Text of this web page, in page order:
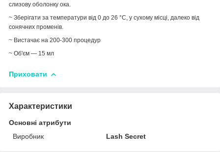
слизову оболонку ока.
~ Зберігати за температури від 0 до 26 °C, у сухому місці, далеко від
сонячних променів.
~ Вистачає на 200-300 процедур
~ Об'єм — 15 мл
Приховати
Характеристики
Основні атрибути
Виробник
Lash Secret